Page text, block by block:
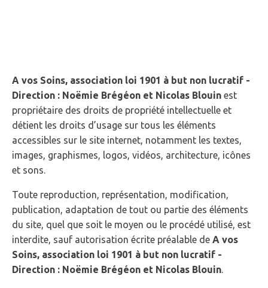
A vos Soins, association loi 1901 à but non lucratif -
Direction : Noëmie Brégéon et Nicolas Blouin est
propriétaire des droits de propriété intellectuelle et
détient les droits d’usage sur tous les éléments
accessibles sur le site internet, notamment les textes,
images, graphismes, logos, vidéos, architecture, icônes
et sons.
Toute reproduction, représentation, modification,
publication, adaptation de tout ou partie des éléments
du site, quel que soit le moyen ou le procédé utilisé, est
interdite, sauf autorisation écrite préalable de A vos
Soins, association loi 1901 à but non lucratif -
Direction : Noëmie Brégéon et Nicolas Blouin.